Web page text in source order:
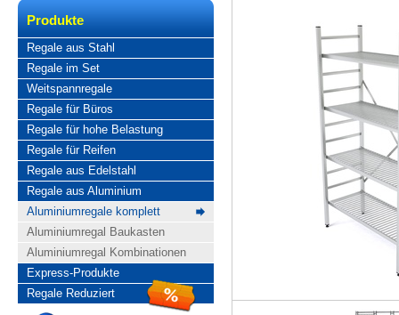
Produkte
Regale aus Stahl
Regale im Set
Weitspannregale
Regale für Büros
Regale für hohe Belastung
Regale für Reifen
Regale aus Edelstahl
Regale aus Aluminium
Aluminiumregale komplett
Aluminiumregal Baukasten
Aluminiumregal Kombinationen
Express-Produkte
Regale Reduziert